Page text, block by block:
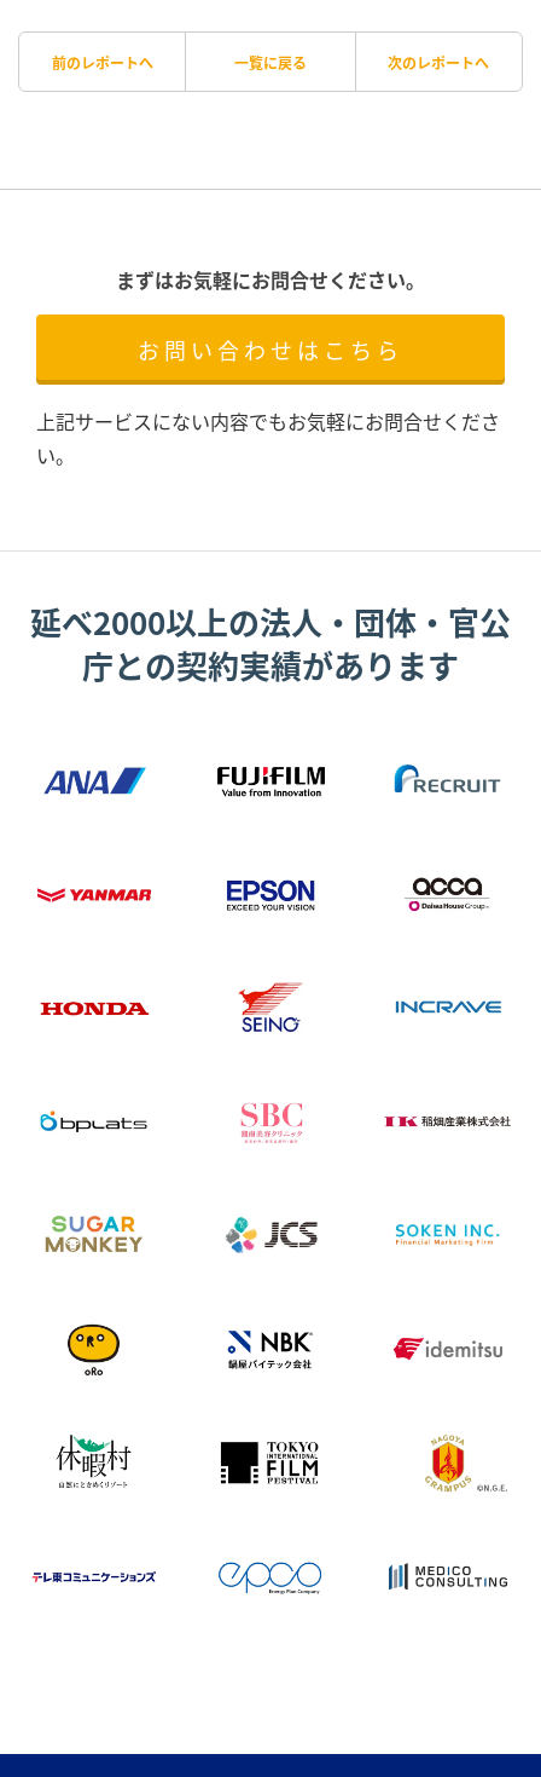
前のレポートへ 一覧に戻る 次のレポートへ
まずはお気軽にお問合せください。
お問い合わせはこちら
上記サービスにない内容でもお気軽にお問合せくださ
い。
延べ2000以上の法人・団体・官公
庁との契約実績があります